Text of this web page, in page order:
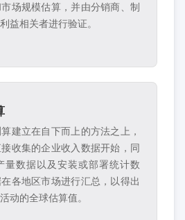
场规模估算，并由分销商、制
益相关者进行验证。
建立在自下而上的方法之上，
收集的企业收入数据开始，同
量数据以及安装或部署统计数
各地区市场进行汇总，以得出
动的全球估算值。